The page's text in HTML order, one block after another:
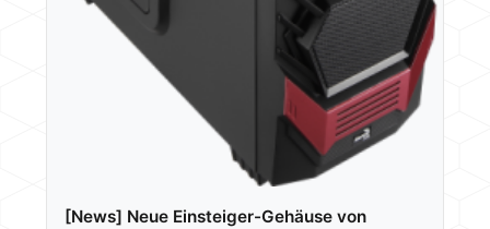
[News] Neue Einsteiger-Gehäuse von